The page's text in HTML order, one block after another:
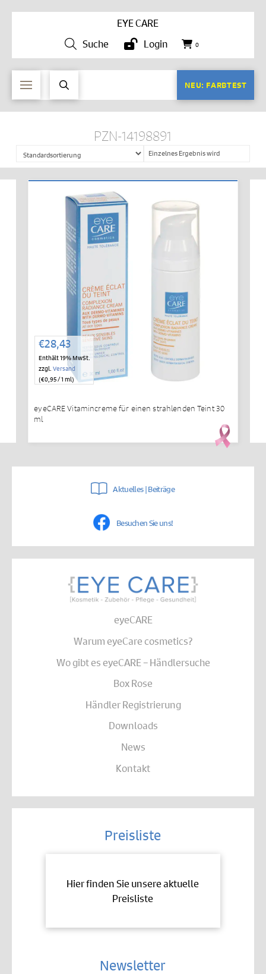
EYE CARE
Suche
Login 0
NEU: FARBTEST
PZN-14198891
Einzelnes Ergebnis wird
angezeigt
€28,43
Enthält 19% MwSt.
zzgl. Versand
(€0,95/ 1 ml)
IN DEN WARENKORB
eyeCARE Vitamincreme für einen strahlenden Teint 30
ml
Aktuelles | Beiträge
Besuchen Sie uns!
eyeCARE
Warum eyeCare cosmetics?
Wo gibt es eyeCARE – Händlersuche
Box Rose
Händler Registrierung
Downloads
News
Kontakt
Preisliste
Hier finden Sie unsere aktuelle
Preisliste
Newsletter